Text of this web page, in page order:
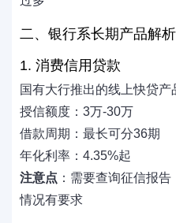
二、银行系长期产品解析
1. 消费信用贷款
国有大行推出的线上快贷产
授信额度：3万-30万
借款周期：最长可分36期
年化利率：4.35%起
注意点 ：需要查询征信报
情况有要求